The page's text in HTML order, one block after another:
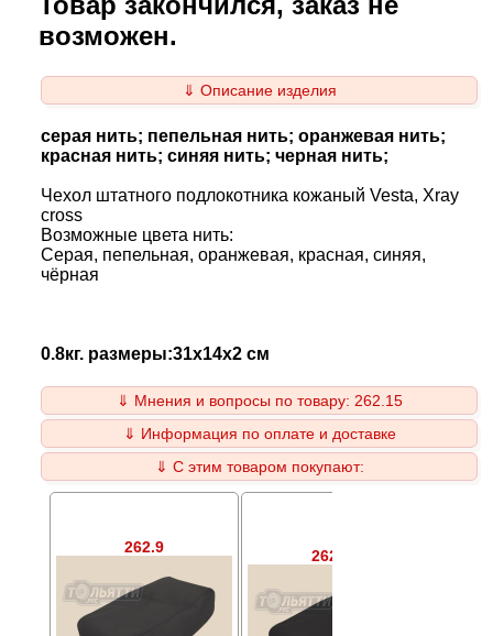
возможен.
⇓ Описание изделия
серая нить; пепельная нить; оранжевая нить;
красная нить; синяя нить; черная нить;
Чехол штатного подлокотника кожаный Vesta, Xray
cross
Возможные цвета нить:
Серая, пепельная, оранжевая, красная, синяя,
чёрная
0.8кг. размеры:31x14x2 см
⇓ Мнения и вопросы по товару: 262.15
⇓ Информация по оплате и доставке
⇓ С этим товаром покупают:
262.9 262.16